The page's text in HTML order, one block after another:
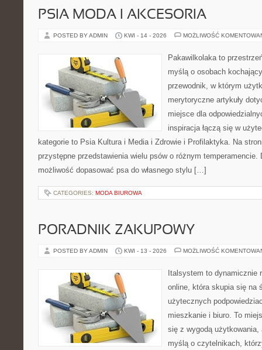
PSIA MODA I AKCESORIA
POSTED BY ADMIN KWI - 14 - 2026 MOŻLIWOŚĆ
Pakawilkolaka to
myślą o osobach
przewodnik, w którym
merytoryczne artykuły
miejsce dla
inspiracja łączą się w
kategorie to Psia Kultura i Media i Zdrowie i Profilaktyka. Na
przystępne przedstawienia wielu psów o różnym
możliwość dopasować psa do własnego stylu […]
CATEGORIES: MODA BIUROWA
PORADNIK ZAKUPOWY
POSTED BY ADMIN KWI - 13 - 2026 MOŻLIWOŚĆ
Italsystem to dynamicznie
online, która skupia się na
użytecznych
mieszkanie i biuro. To
się z wygodą użytkowania,
myślą o czytelnikach,